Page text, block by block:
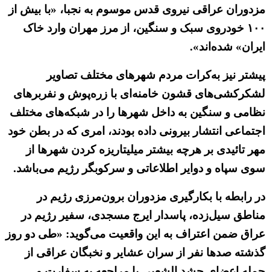
مزدوران عراقی نیروی قدس موسوم به نجبا، «با بیش از
۱۰۰ خودروی سبک و سنگین، از مرز مهران وارد خاک
ایران» شده‌اند».
پیشتر نیز به‌کرات مردم شهرهای مختلف تصاویر
لشکرکشی‌های قشون خامنه‌ای با زره‌پوش و نفربرهای
نظامی و سنگین به داخل شهرها را در شبکه‌های مختلف
اجتماعی انتشار بیرونی داده بودند، امری که در بطن خود
مهر تائیدی بر هرچه بیشتر میلیتاریزه کردن شهرها از
سوی سپاه و دوایر اطلاعاتی و سرکوبگر رژیم می‌باشد.
در رابطه با بکارگیری مزدوران برون‌مرزی رژیم در
مناطق سیل‌زده، پاسدار ایرج مسجدی، سفیر رژیم در
عراق ضمن اعتراف به این واقعیت می‌گوید: «طی دو روز
گذشته صدها نفر از سران عشایر و نخبگان عراقی از